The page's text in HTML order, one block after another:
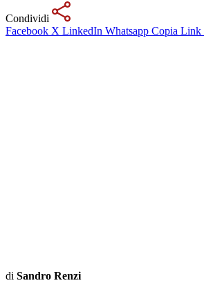
Condividi
Facebook X LinkedIn Whatsapp Copia Link
di Sandro Renzi